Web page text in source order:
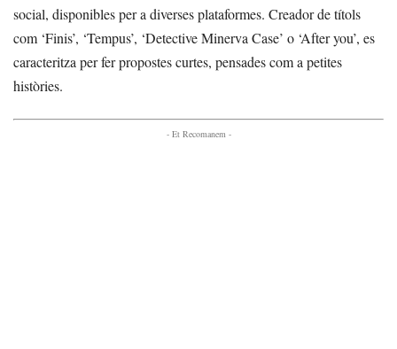
social, disponibles per a diverses plataformes. Creador de títols
com ‘Finis’, ‘Tempus’, ‘Detective Minerva Case’ o ‘After you’, es
caracteritza per fer propostes curtes, pensades com a petites
històries.
- Et Recomanem -